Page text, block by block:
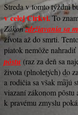
Streda v tomto týždni
v celej Cirkvi.To
Zákonzdržiavania sa
života až do smrti.
piatok nemôže
pôstu (raz za deň sa
života (plnoletých) do
a rodičia sa však majú
viazaní zákonom pôstu
k pravému zmyslu